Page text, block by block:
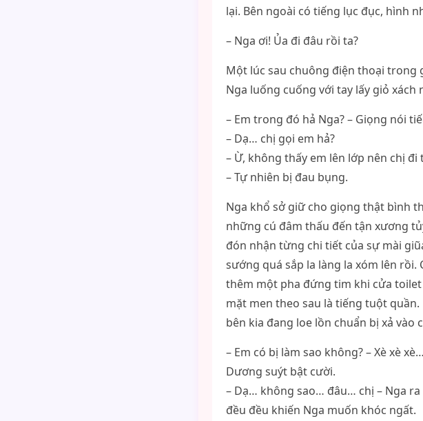
lại. Bên ngoài có tiếng lục đục, hình
– Nga ơi! Ủa đi đâu rồi ta?
Một lúc sau chuông điện thoại trong
Nga luống cuống với tay lấy giỏ
– Em trong đó hả Nga? – Giọng nói
– Dạ… chị gọi em hả?
– Ừ, không thấy em lên lớp nên chị
– Tự nhiên bị đau bụng.
Nga khổ sở giữ cho giọng thật bình
những cú đâm thấu đến tận xương
đón nhận từng chi tiết của sự mài
sướng quá sắp la làng la xóm lên
thêm một pha đứng tim khi cửa
mặt men theo sau là tiếng tuột
bên kia đang loe lồn chuẩn bị xả vào
– Em có bị làm sao không? – Xè xè
Dương suýt bật cười.
– Dạ… không sao… đâu… chị – Nga
đều đều khiến Nga muốn khóc ngất.